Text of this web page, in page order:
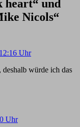
heart“ und
Nicols“
Uhr
würde ich das
Uhr